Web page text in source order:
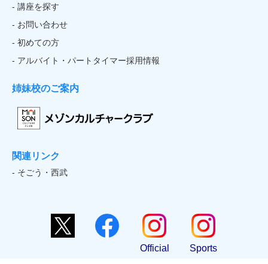
- 講座を探す
- お問い合わせ
- 初めての方
- アルバイト・パートタイマー採用情報
姉妹校のご案内
関連リンク
- そごう・西武
Official Sports